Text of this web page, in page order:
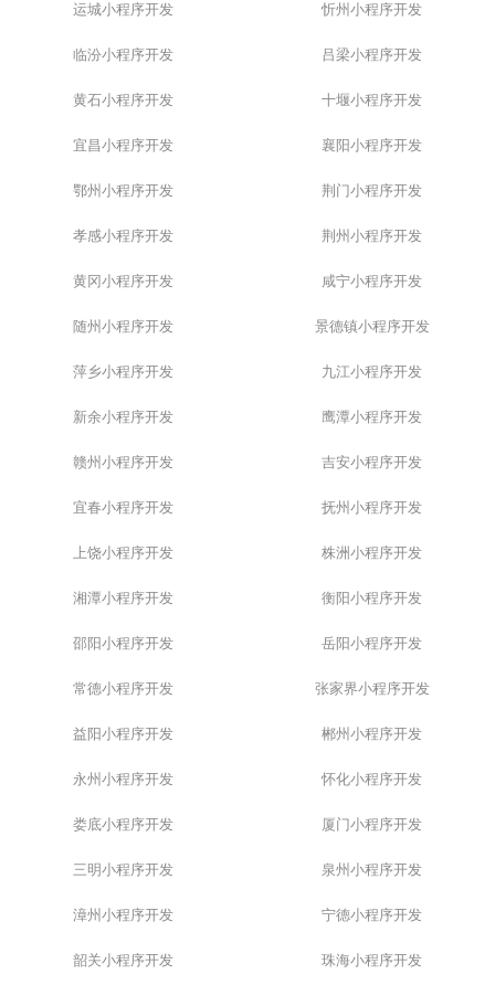
运城小程序开发 忻州小程序开发
临汾小程序开发 吕梁小程序开发
黄石小程序开发 十堰小程序开发
宜昌小程序开发 襄阳小程序开发
鄂州小程序开发 荆门小程序开发
孝感小程序开发 荆州小程序开发
黄冈小程序开发 咸宁小程序开发
随州小程序开发 景德镇小程序开发
萍乡小程序开发 九江小程序开发
新余小程序开发 鹰潭小程序开发
赣州小程序开发 吉安小程序开发
宜春小程序开发 抚州小程序开发
上饶小程序开发 株洲小程序开发
湘潭小程序开发 衡阳小程序开发
邵阳小程序开发 岳阳小程序开发
常德小程序开发 张家界小程序开发
益阳小程序开发 郴州小程序开发
永州小程序开发 怀化小程序开发
娄底小程序开发 厦门小程序开发
三明小程序开发 泉州小程序开发
漳州小程序开发 宁德小程序开发
韶关小程序开发 珠海小程序开发